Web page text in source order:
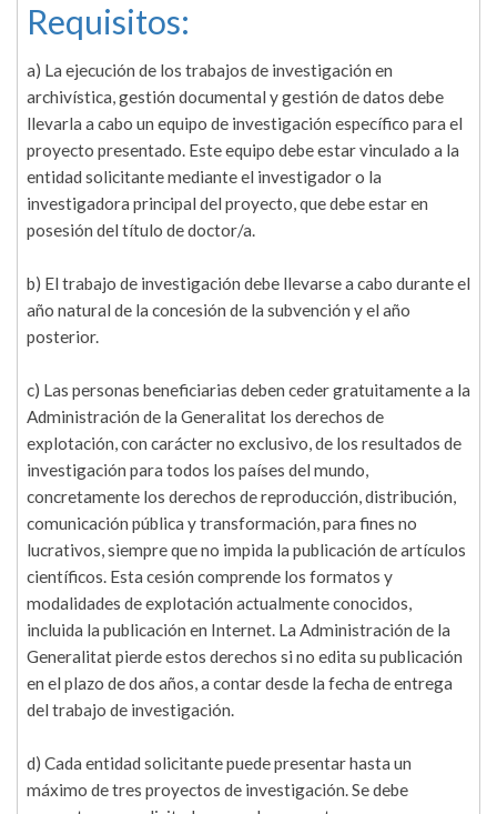
Requisitos:
a) La ejecución de los trabajos de investigación en
archivística, gestión documental y gestión de datos debe
llevarla a cabo un equipo de investigación específico para el
proyecto presentado. Este equipo debe estar vinculado a la
entidad solicitante mediante el investigador o la
investigadora principal del proyecto, que debe estar en
posesión del título de doctor/a.
b) El trabajo de investigación debe llevarse a cabo durante el
año natural de la concesión de la subvención y el año
posterior.
c) Las personas beneficiarias deben ceder gratuitamente a la
Administración de la Generalitat los derechos de
explotación, con carácter no exclusivo, de los resultados de
investigación para todos los países del mundo,
concretamente los derechos de reproducción, distribución,
comunicación pública y transformación, para fines no
lucrativos, siempre que no impida la publicación de artículos
científicos. Esta cesión comprende los formatos y
modalidades de explotación actualmente conocidos,
incluida la publicación en Internet. La Administración de la
Generalitat pierde estos derechos si no edita su publicación
en el plazo de dos años, a contar desde la fecha de entrega
del trabajo de investigación.
d) Cada entidad solicitante puede presentar hasta un
máximo de tres proyectos de investigación. Se debe